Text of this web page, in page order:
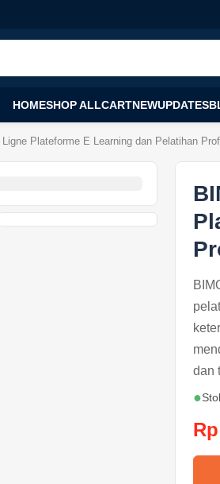
HOMESHOP ALLCARTNEWUPDATES
Plateforme E Learning dan Pelatihan
dan
●